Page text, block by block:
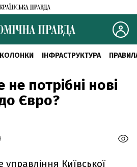
КОЛОНКИ ІНФРАСТРУКТУРА
не потрібні нові
Євро?
управління Київської